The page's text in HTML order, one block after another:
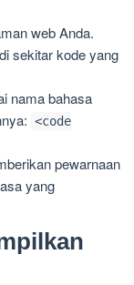
web Anda.
di sekitar kode yang
nama bahasa
<code
pewarnaan
yang